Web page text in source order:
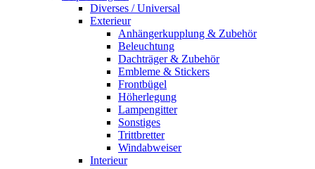
Diverses / Universal
Exterieur
Anhängerkupplung & Zubehör
Beleuchtung
Dachträger & Zubehör
Embleme & Stickers
Frontbügel
Höherlegung
Lampengitter
Sonstiges
Trittbretter
Windabweiser
Interieur